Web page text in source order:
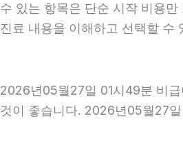
수 있는 항목은 단순 시작 비용
진료 내용을 이해하고 선택할 수
2026년05월27일 01시49분 비
것이 좋습니다. 2026년05월27